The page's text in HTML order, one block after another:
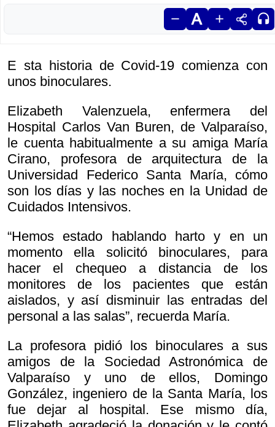
E sta historia de Covid-19 comienza con
unos binoculares.
Elizabeth Valenzuela, enfermera del
Hospital Carlos Van Buren, de Valparaíso,
le cuenta habitualmente a su amiga María
Cirano, profesora de arquitectura de la
Universidad Federico Santa María, cómo
son los días y las noches en la Unidad de
Cuidados Intensivos.
“Hemos estado hablando harto y en un
momento ella solicitó binoculares, para
hacer el chequeo a distancia de los
monitores de los pacientes que están
aislados, y así disminuir las entradas del
personal a las salas”, recuerda María.
La profesora pidió los binoculares a sus
amigos de la Sociedad Astronómica de
Valparaíso y uno de ellos, Domingo
González, ingeniero de la Santa María, los
fue dejar al hospital. Ese mismo día,